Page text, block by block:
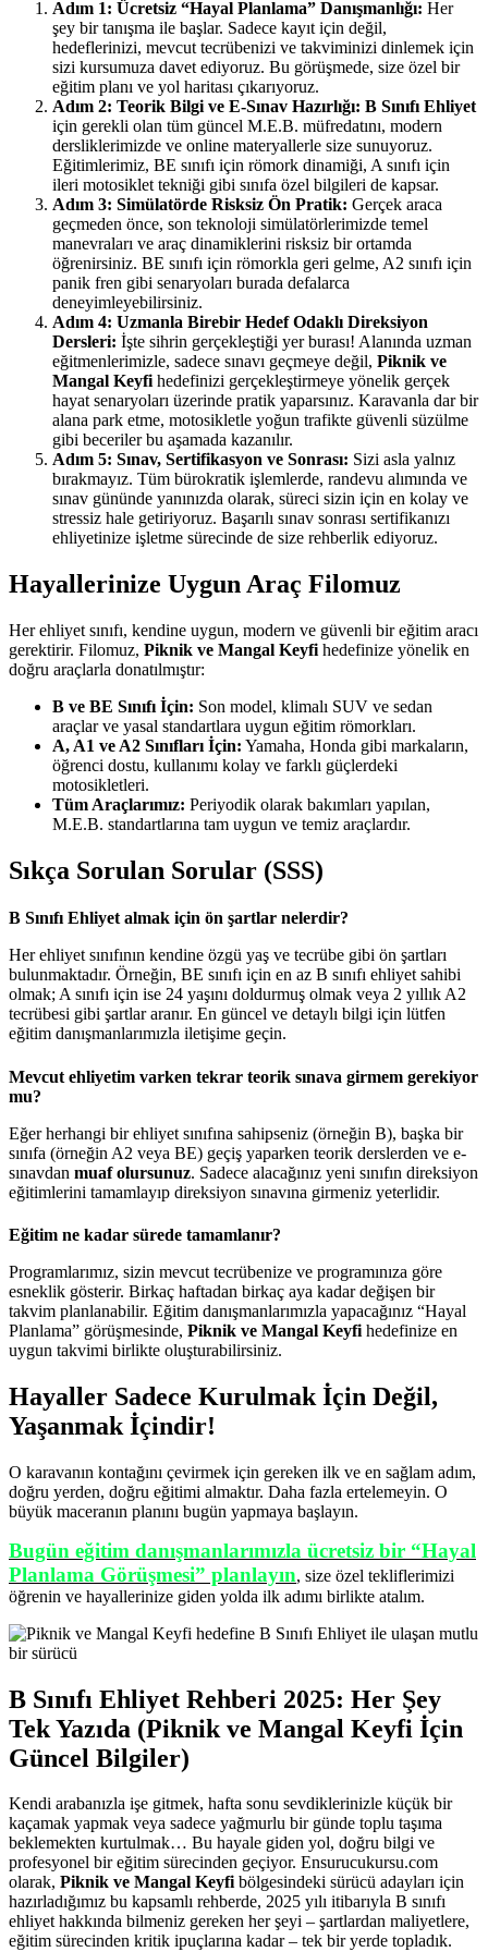
Adım 1: Ücretsiz “Hayal Planlama” Danışmanlığı: Her
şey bir tanışma ile başlar. Sadece kayıt için değil,
hedeflerinizi, mevcut tecrübenizi ve takviminizi dinlemek için
sizi kursumuza davet ediyoruz. Bu görüşmede, size özel bir
eğitim planı ve yol haritası çıkarıyoruz.
Adım 2: Teorik Bilgi ve E-Sınav Hazırlığı: B Sınıfı Ehliyet
için gerekli olan tüm güncel M.E.B. müfredatını, modern
dersliklerimizde ve online materyallerle size sunuyoruz.
Eğitimlerimiz, BE sınıfı için römork dinamiği, A sınıfı için
ileri motosiklet tekniği gibi sınıfa özel bilgileri de kapsar.
Adım 3: Simülatörde Risksiz Ön Pratik: Gerçek araca
geçmeden önce, son teknoloji simülatörlerimizde temel
manevraları ve araç dinamiklerini risksiz bir ortamda
öğrenirsiniz. BE sınıfı için römorkla geri gelme, A2 sınıfı için
panik fren gibi senaryoları burada defalarca
deneyimleyebilirsiniz.
Adım 4: Uzmanla Birebir Hedef Odaklı Direksiyon
Dersleri: İşte sihrin gerçekleştiği yer burası! Alanında uzman
eğitmenlerimizle, sadece sınavı geçmeye değil, Piknik ve
Mangal Keyfi hedefinizi gerçekleştirmeye yönelik gerçek
hayat senaryoları üzerinde pratik yaparsınız. Karavanla dar bir
alana park etme, motosikletle yoğun trafikte güvenli süzülme
gibi beceriler bu aşamada kazanılır.
Adım 5: Sınav, Sertifikasyon ve Sonrası: Sizi asla yalnız
bırakmayız. Tüm bürokratik işlemlerde, randevu alımında ve
sınav gününde yanınızda olarak, süreci sizin için en kolay ve
stressiz hale getiriyoruz. Başarılı sınav sonrası sertifikanızı
ehliyetinize işletme sürecinde de size rehberlik ediyoruz.
Hayallerinize Uygun Araç Filomuz
Her ehliyet sınıfı, kendine uygun, modern ve güvenli bir eğitim aracı
gerektirir. Filomuz, Piknik ve Mangal Keyfi hedefinize yönelik en
doğru araçlarla donatılmıştır:
B ve BE Sınıfı İçin: Son model, klimalı SUV ve sedan
araçlar ve yasal standartlara uygun eğitim römorkları.
A, A1 ve A2 Sınıfları İçin: Yamaha, Honda gibi markaların,
öğrenci dostu, kullanımı kolay ve farklı güçlerdeki
motosikletleri.
Tüm Araçlarımız: Periyodik olarak bakımları yapılan,
M.E.B. standartlarına tam uygun ve temiz araçlardır.
Sıkça Sorulan Sorular (SSS)
B Sınıfı Ehliyet almak için ön şartlar nelerdir?
Her ehliyet sınıfının kendine özgü yaş ve tecrübe gibi ön şartları
bulunmaktadır. Örneğin, BE sınıfı için en az B sınıfı ehliyet sahibi
olmak; A sınıfı için ise 24 yaşını doldurmuş olmak veya 2 yıllık A2
tecrübesi gibi şartlar aranır. En güncel ve detaylı bilgi için lütfen
eğitim danışmanlarımızla iletişime geçin.
Mevcut ehliyetim varken tekrar teorik sınava girmem gerekiyor
mu?
Eğer herhangi bir ehliyet sınıfına sahipseniz (örneğin B), başka bir
sınıfa (örneğin A2 veya BE) geçiş yaparken teorik derslerden ve e-
sınavdan muaf olursunuz. Sadece alacağınız yeni sınıfın direksiyon
eğitimlerini tamamlayıp direksiyon sınavına girmeniz yeterlidir.
Eğitim ne kadar sürede tamamlanır?
Programlarımız, sizin mevcut tecrübenize ve programınıza göre
esneklik gösterir. Birkaç haftadan birkaç aya kadar değişen bir
takvim planlanabilir. Eğitim danışmanlarımızla yapacağınız “Hayal
Planlama” görüşmesinde, Piknik ve Mangal Keyfi hedefinize en
uygun takvimi birlikte oluşturabilirsiniz.
Hayaller Sadece Kurulmak İçin Değil,
Yaşanmak İçindir!
O karavanın kontağını çevirmek için gereken ilk ve en sağlam adım,
doğru yerden, doğru eğitimi almaktır. Daha fazla ertelemeyin. O
büyük maceranın planını bugün yapmaya başlayın.
Bugün eğitim danışmanlarımızla ücretsiz bir “Hayal
Planlama Görüşmesi” planlayın, size özel tekliflerimizi
öğrenin ve hayallerinize giden yolda ilk adımı birlikte atalım.
B Sınıfı Ehliyet Rehberi 2025: Her Şey
Tek Yazıda (Piknik ve Mangal Keyfi İçin
Güncel Bilgiler)
Kendi arabanızla işe gitmek, hafta sonu sevdiklerinizle küçük bir
kaçamak yapmak veya sadece yağmurlu bir günde toplu taşıma
beklemekten kurtulmak… Bu hayale giden yol, doğru bilgi ve
profesyonel bir eğitim sürecinden geçiyor. Ensurucukursu.com
olarak, Piknik ve Mangal Keyfibölgesindeki sürücü adayları için
hazırladığımız bu kapsamlı rehberde, 2025 yılı itibarıyla B sınıfı
ehliyet hakkında bilmeniz gereken her şeyi – şartlardan maliyetlere,
eğitim sürecinden kritik ipuçlarına kadar – tek bir yerde topladık.